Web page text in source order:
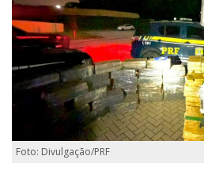
Foto: Divulgação/PRF